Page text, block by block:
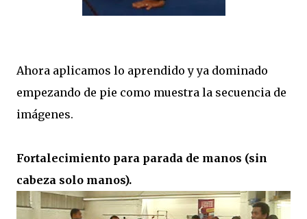
Ahora aplicamos lo aprendido y ya dominado
empezando de pie como muestra la secuencia de
imágenes.
Fortalecimiento para parada de manos (sin
cabeza solo manos).